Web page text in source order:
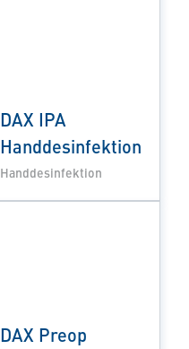
DAX IPA
Handdesinfektion
Handdesinfektion
DAX Preop